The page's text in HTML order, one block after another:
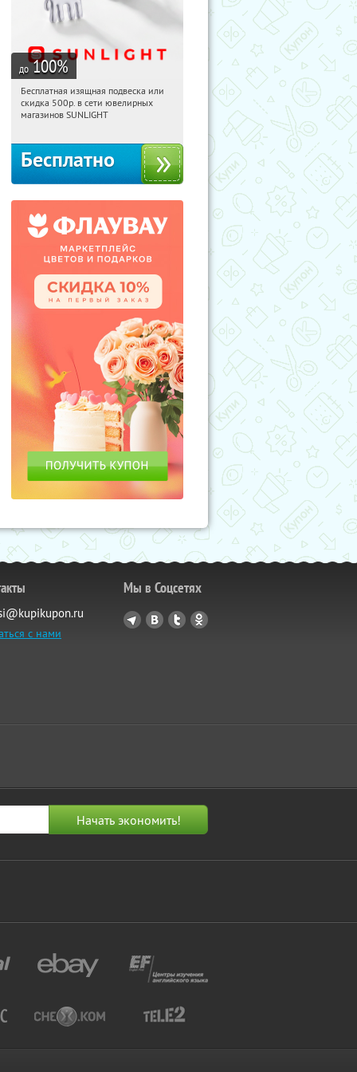
до 100%
16:33:11 Получили:
Россия
Бесплатная изящная подвеска или
скидка 500р. в сети ювелирных
магазинов SUNLIGHT
Бесплатно
с нами
Мы в Соцсетях